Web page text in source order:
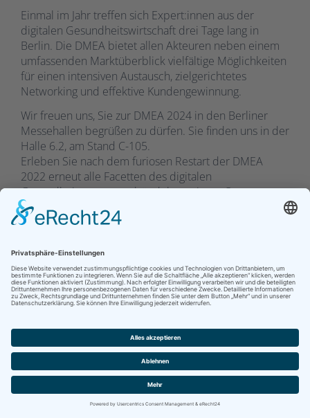
Einmal im Jahr treffen sich Expert:innen aus der
digitalen Gesundheitswirtschaft drei Tage lang in
Berlin. Die DMEA bietet allen Akteuren neben einem
umfassenden Marktüberblick vielfältige Möglichkeiten
für einen intensiven Austausch, zielgerichtetes
Networking und effektive Kundengewinnung.
Wir freuen uns, Sie zur DMEA 2024 in den Berliner
Messehallen begrüßen zu dürfen. Sie finden uns in der
Halle 6.2, am Stand C-105.
Erleben Sie nach dem furiosen Restart der DMEA
2022 erneut alle Facetten des digitalen
Gesundheitswesens gebündelt an einem Ort.
Mehr unter: DMEA 2024
BMPK - Home of ITSM, PM und Agile